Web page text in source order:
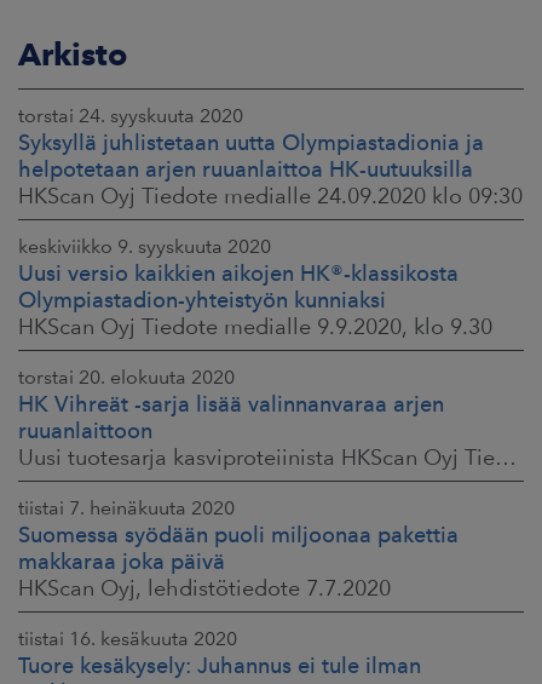
Arkisto
torstai 24. syyskuuta 2020
Syksyllä juhlistetaan uutta Olympiastadionia ja
helpotetaan arjen ruuanlaittoa HK-uutuuksilla
HKScan Oyj Tiedote medialle 24.09.2020 klo 09:30
keskiviikko 9. syyskuuta 2020
Uusi versio kaikkien aikojen HK®-klassikosta
Olympiastadion-yhteistyön kunniaksi
HKScan Oyj Tiedote medialle 9.9.2020, klo 9.30
torstai 20. elokuuta 2020
HK Vihreät -sarja lisää valinnanvaraa arjen
ruuanlaittoon
Uusi tuotesarja kasviproteiinista HKScan Oyj Tiedote medialle 20.8.2020, klo 10.00
tiistai 7. heinäkuuta 2020
Suomessa syödään puoli miljoonaa pakettia
makkaraa joka päivä
HKScan Oyj, lehdistötiedote 7.7.2020
tiistai 16. kesäkuuta 2020
Tuore kesäkysely: Juhannus ei tule ilman